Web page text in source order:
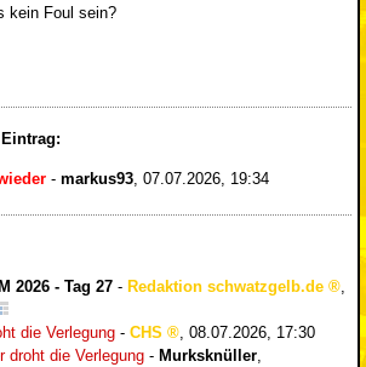
kein Foul sein?
- markus93, 07.07.2026, 19:34
2026 - Tag 27 - Redaktion schwatzgelb.de
die Verlegung - CHS
08.07.2026, 17:30
droht die Verlegung - Murksknüller